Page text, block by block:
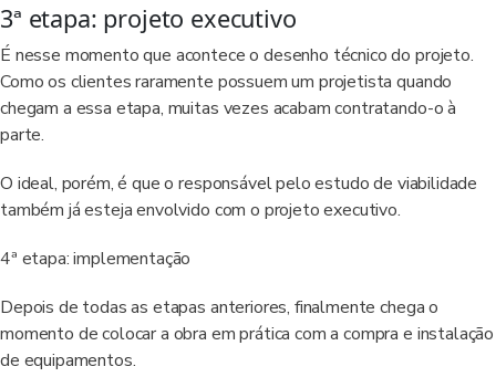
3ª etapa: projeto executivo
É nesse momento que acontece o desenho técnico do projeto.
Como os clientes raramente possuem um projetista quando
chegam a essa etapa, muitas vezes acabam contratando-o à
parte.
O ideal, porém, é que o responsável pelo estudo de viabilidade
também já esteja envolvido com o projeto executivo.
4ª etapa: implementação
Depois de todas as etapas anteriores, finalmente chega o
momento de colocar a obra em prática com a compra e instalação
de equipamentos.